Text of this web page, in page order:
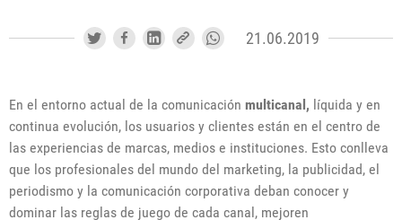
21.06.2019
En el entorno actual de la comunicación multicanal, líquida y en
continua evolución, los usuarios y clientes están en el centro de
las experiencias de marcas, medios e instituciones. Esto conlleva
que los profesionales del mundo del marketing, la publicidad, el
periodismo y la comunicación corporativa deban conocer y
dominar las reglas de juego de cada canal, mejoren